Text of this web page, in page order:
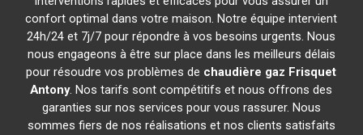
confort optimal dans votre maison. Notre équipe intervient
24h/24 et 7j/7 pour répondre à vos besoins urgents. Nous
nous engageons à être sur place dans les meilleurs délais
pour résoudre vos problèmes de chaudière gaz Frisquet
Antony. Nos tarifs sont compétitifs et nous offrons des
garanties sur nos services pour vous rassurer. Nous
sommes fiers de nos réalisations et nos clients satisfaits